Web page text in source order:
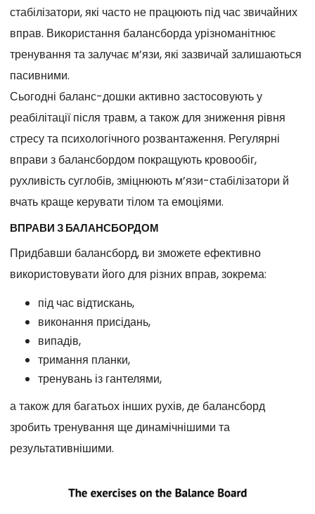
стабілізатори, які часто не працюють під час звичайних
вправ. Використання балансборда урізноманітнює
тренування та залучає м’язи, які зазвичай залишаються
пасивними.
Сьогодні баланс-дошки активно застосовують у
реабілітації після травм, а також для зниження рівня
стресу та психологічного розвантаження. Регулярні
вправи з балансбордом покращують кровообіг,
рухливість суглобів, зміцнюють м’язи-стабілізатори й
вчать краще керувати тілом та емоціями.
ВПРАВИ З БАЛАНСБОРДОМ
Придбавши балансборд, ви зможете ефективно
використовувати його для різних вправ, зокрема:
під час відтискань,
виконання присідань,
випадів,
тримання планки,
тренувань із гантелями,
а також для багатьох інших рухів, де балансборд
зробить тренування ще динамічнішими та
результативнішими.